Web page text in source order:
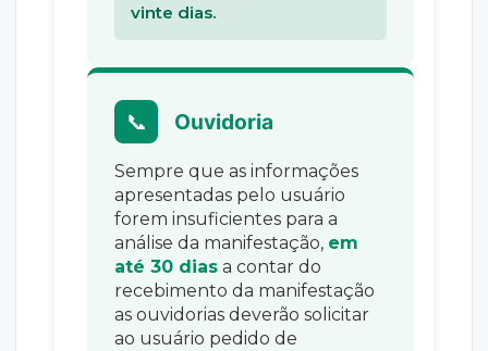
vinte dias.
📞 Ouvidoria
Sempre que as informações
apresentadas pelo usuário
forem insuficientes para a
análise da manifestação, em
até 30 dias a contar do
recebimento da manifestação
as ouvidorias deverão solicitar
ao usuário pedido de